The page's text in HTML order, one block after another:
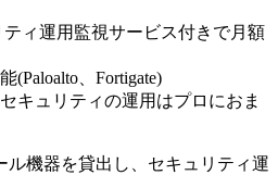
ィ運用監視サービス付きで月額
(Paloalto、Fortigate)
キュリティの運用はプロにおま
ル機器を貸出し、セキュリティ運